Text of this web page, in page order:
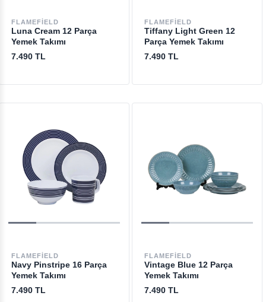
FLAMEFIELD
Luna Cream 12 Parça
Yemek Takımı
7.490 TL
FLAMEFIELD
Tiffany Light Green 12
Parça Yemek Takımı
7.490 TL
FLAMEFIELD
Navy Pinstripe 16 Parça
Yemek Takımı
7.490 TL
FLAMEFIELD
Vintage Blue 12 Parça
Yemek Takımı
7.490 TL